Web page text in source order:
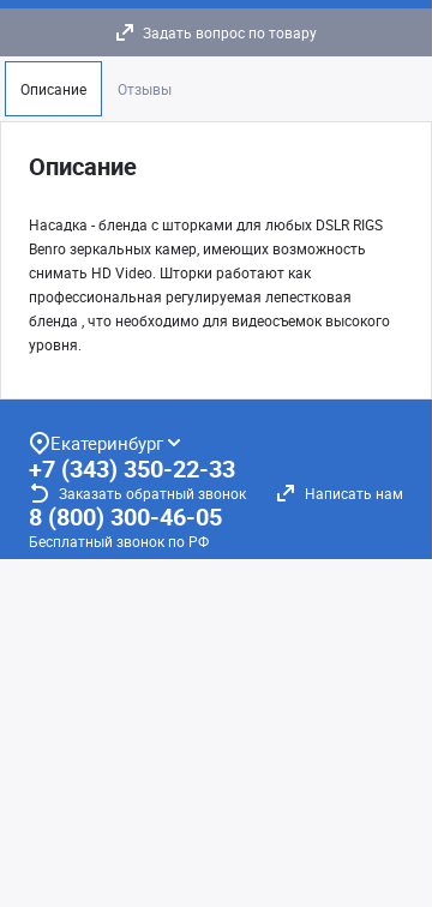
Задать вопрос по товару
Описание Отзывы
Описание
Насадка - бленда с шторками для любых DSLR RIGS
Benro зеркальных камер, имеющих возможность
снимать HD Video. Шторки работают как
профессиональная регулируемая лепестковая
бленда , что необходимо для видеосъемок высокого
уровня.
Екатеринбург
+7 (343) 350-22-33
Заказать обратный звонок Написать нам
8 (800) 300-46-05
Бесплатный звонок по РФ